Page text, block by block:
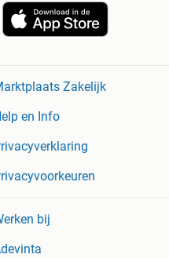
Zakelijk
en Info
bij